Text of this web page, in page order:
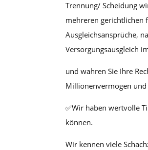
Trennung/ Scheidung
mehreren gerichtlichen
Ausgleichsansprüche,
Versorgungsausgleich
und wahren Sie Ihre
Millionenvermögen und
✅Wir haben wertvolle
können.
Wir kennen viele